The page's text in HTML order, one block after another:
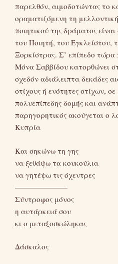
παρελθόν, αιμοδοτώντας το
οραματιζόμενη τη
ποιητικού της δράματος
του Ποιητή, του Εγκλείστου,
Ξορκίστρας. Σ’ επίπεδο
Μόνα Σαββίδου κατορθώνει
σχεδόν αδιάλειπτα δεκάδες
στίχους ή ενότητες στίχων,
πολυεπίπεδης δομής και
παρηγορητικός ακούγεται ο
Κυπρία
Και σηκώνω τη γης
να ξεθάψω τα κουκούλια
να γητέψω τις όχεντρες
———————
Σύντροφος μόνος
η αυτάρκειά σου
κι ο μεταξοσκώληκας
Δάσκαλος